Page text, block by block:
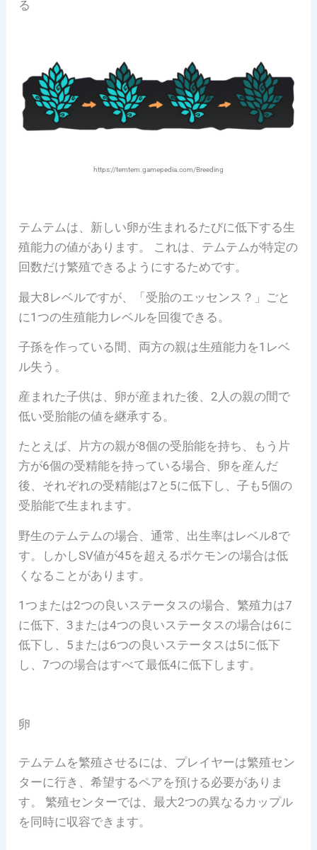
る
https://temtem.gamepedia.com/Breeding
テムテムは、新しい卵が生まれるたびに低下する生
殖能力の値があります。 これは、テムテムが特定の
回数だけ繁殖できるようにするためです。
最大8レベルですが、「受胎のエッセンス？」ごと
に1つの生殖能力レベルを回復できる。
子孫を作っている間、両方の親は生殖能力を1レベ
ル失う。
産まれた子供は、卵が産まれた後、2人の親の間で
低い受胎能の値を継承する。
たとえば、片方の親が8個の受胎能を持ち、もう片
方が6個の受精能を持っている場合、卵を産んだ
後、それぞれの受精能は7と5に低下し、子も5個の
受胎能で生まれます。
野生のテムテムの場合、通常、出生率はレベル8で
す。しかしSV値が45を超えるポケモンの場合は低
くなることがあります。
1つまたは2つの良いステータスの場合、繁殖力は7
に低下、3または4つの良いステータスの場合は6に
低下し、5または6つの良いステータスは5に低下
し、7つの場合はすべて最低4に低下します。
卵
テムテムを繁殖させるには、プレイヤーは繁殖セン
ターに行き、希望するペアを預ける必要がありま
す。
繁殖センターでは、最大2つの異なるカップル
を同時に収容できます。